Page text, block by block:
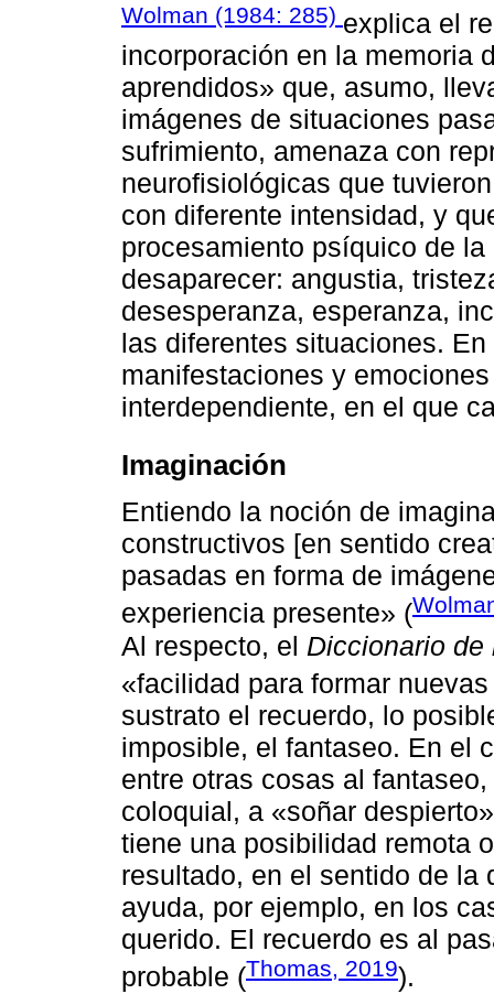
Wolman (1984: 285) explica el
incorporación en la memoria
aprendidos» que, asumo,
imágenes de situaciones
sufrimiento, amenaza con
neurofisiológicas que
con diferente intensidad, y
procesamiento psíquico de
desaparecer: angustia,
desesperanza, esperanza,
las diferentes situaciones.
manifestaciones y
interdependiente, en el que
Imaginación
Entiendo la noción de
constructivos [en sentido
pasadas en forma de
experiencia presente» (
Al respecto, el Diccionario
«facilidad para formar
sustrato el recuerdo, lo
imposible, el fantaseo. En el
entre otras cosas al
coloquial, a «soñar
tiene una posibilidad remota
resultado, en el sentido de
ayuda, por ejemplo, en los
querido. El recuerdo es al
probable (Thomas, 2019).